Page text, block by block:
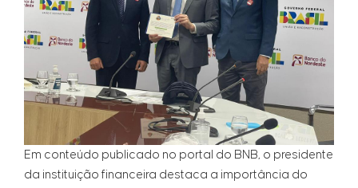
Em conteúdo publicado no portal do BNB, o presidente
da instituição financeira destaca a importância do